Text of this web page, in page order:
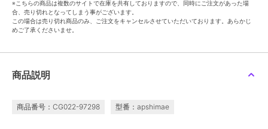
※こちらの商品は複数のサイトで在庫を共有しておりますので、同時にご注文があった場
合、売り切れとなってしまう事がございます。
この場合は売り切れ商品のみ、ご注文をキャンセルさせていただいております。あらかじ
めご了承くださいませ。
商品説明
商品番号：CG022-97298 型番：apshimae